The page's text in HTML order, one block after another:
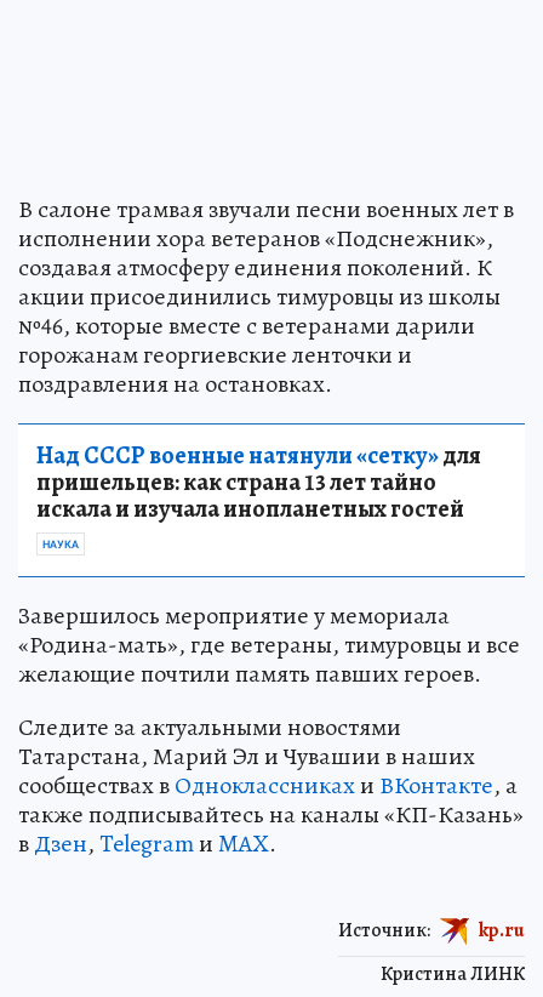
В салоне трамвая звучали песни военных лет в
исполнении хора ветеранов «Подснежник»,
создавая атмосферу единения поколений. К
акции присоединились тимуровцы из школы
№46, которые вместе с ветеранами дарили
горожанам георгиевские ленточки и
поздравления на остановках.
Над СССР военные натянули «сетку»для
пришельцев: как страна 13 лет тайно
искала и изучала инопланетных гостей
НАУКА
Завершилось мероприятие у мемориала
«Родина-мать», где ветераны, тимуровцы и все
желающие почтили память павших героев.
Следите за актуальными новостями
Татарстана, Марий Эл и Чувашии в наших
сообществах вОдноклассникахи ВКонтакте, а
также подписывайтесь на каналы «КП-Казань»
вДзен,TelegramиMAX.
Кристина ЛИНК
Источник: kp.ru